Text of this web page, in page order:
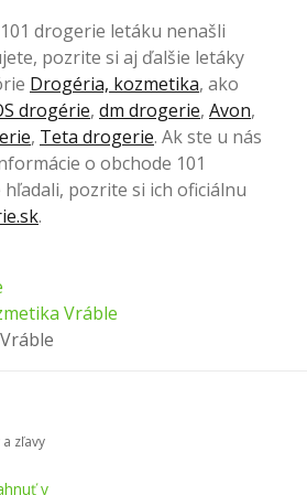
drogerie letáku nenašli
pozrite si aj ďalšie letáky
Drogéria, kozmetika, ako
drogérie, dm drogerie, Avon,
, Teta drogerie. Ak ste u nás
o obchode 101
pozrite si ich oficiálnu
.
Vráble
zľavy
v